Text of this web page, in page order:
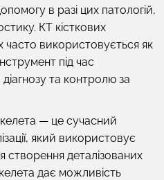
в разі цих патологій,
КТ кісткових
часто використовується як
під час
та контролю за
— це сучасний
який використовує
створення деталізованих
дає можливість